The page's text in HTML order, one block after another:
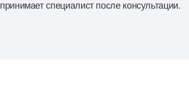
принимает специалист после консультации.